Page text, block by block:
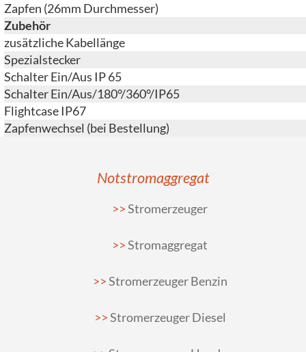
Zapfen (26mm Durchmesser)
Zubehör
zusätzliche Kabellänge
Spezialstecker
Schalter Ein/Aus IP 65
Schalter Ein/Aus/180°/360°/IP65
Flightcase IP67
Zapfenwechsel (bei Bestellung)
Notstromaggregat
Stromerzeuger
Stromaggregat
Stromerzeuger Benzin
Stromerzeuger Diesel